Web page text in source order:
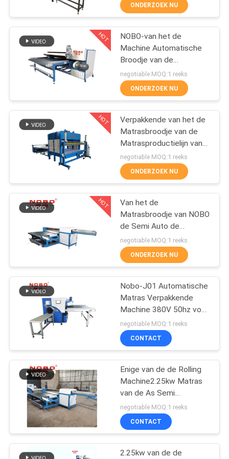
CONTACTEER
ONS
NIEUWS
GEVALLEN
SITEMAP
PRIVACYBELEID
De matraslente die
Machine maken
63
De Machine van de
de lenteassemblage
de machine van de
zaklente
58
De matraslente die
Machine rollen
17
vouwen
ONDERZOEK NU
HOT
NOBO-van het de
Machine Automatische
Broodje van de
Matrasverpakking de
Matras Verpakkende
Machine
negotiable MOQ:1 reeks
ONDERZOEK NU
HOT
Verpakkende van het de
Matrasbroodje van de
Matrasproductielijn van
de de
Verpakkingsmachine de
Matrascompressor
negotiable MOQ:1 reeks
ONDERZOEK NU
HOT
Van het de
Matrasbroodje van NOBO
de Semi Auto de
Verpakkingsmachine
380V 50HZ 2.25kw kiest
As uit
negotiable MOQ:1 reeks
ONDERZOEK NU
Nobo-J01 Automatische
Matras Verpakkende
Machine 380V 50hz voor
Verpakkingsspons/
negotiable MOQ:1 reeks
CONTACT
Enige van de de Rolling
Machine2.25kw Matras
van de As Semi
Automatische Matras de
Dekkingsmachine
negotiable MOQ:1 reeks
CONTACT
2.25kw van de de